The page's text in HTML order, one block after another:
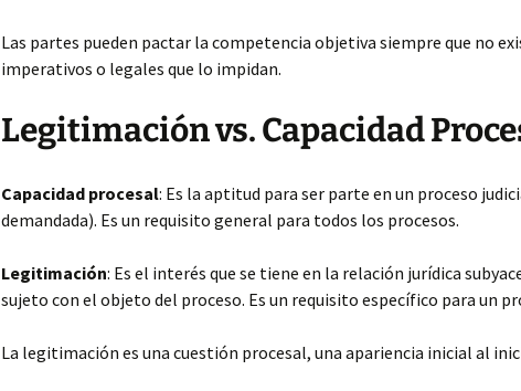
Las partes pueden pactar la competencia objetiva siempre que no
imperativos o legales que lo impidan.
Legitimación vs. Capacidad
Capacidad procesal: Es la aptitud para ser parte en un proceso
demandada). Es un requisito general para todos los procesos.
Legitimación: Es el interés que se tiene en la relación jurídica
sujeto con el objeto del proceso. Es un requisito específico para un
La legitimación es una cuestión procesal, una apariencia inicial al